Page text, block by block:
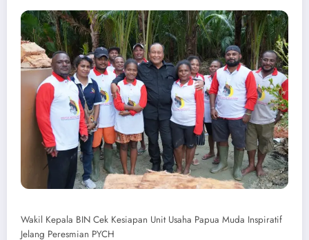
Wakil Kepala BIN Cek Kesiapan Unit Usaha Papua Muda Inspiratif
Jelang Peresmian PYCH